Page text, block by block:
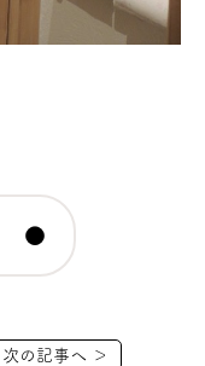
●
次の記事へ ＞